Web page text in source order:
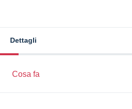
Dettagli
Cosa fa